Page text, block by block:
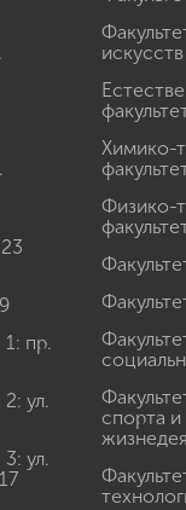
пр.
ул.
ул.
Химико-
Физико-
спорта